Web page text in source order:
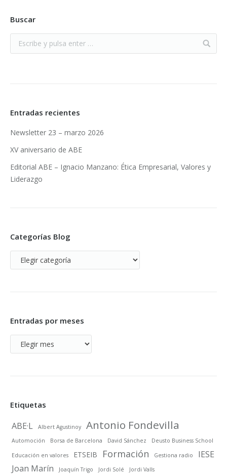
Buscar
Entradas recientes
Newsletter 23 – marzo 2026
XV aniversario de ABE
Editorial ABE – Ignacio Manzano: Ética Empresarial, Valores y
Liderazgo
Categorías Blog
Categorías
Blog
Entradas por meses
Entradas
por
Etiquetas
ABE·L Albert Agustinoy Antonio Fondevilla
Automoción Borsa de Barcelona David Sánchez Deusto Business School
Educación en valores ETSEIB Formación Gestiona radio
IESE
Joan Marín
Joaquín Trigo Jordi Solé Jordi Valls